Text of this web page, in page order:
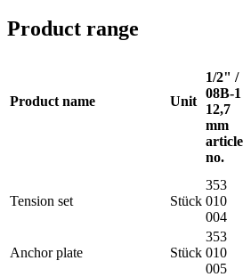
Product range
Product name Unit
1/2" /
08B-1
12,7
mm
article
no.
Tension set Stück
353
010
004
Anchor plate Stück
353
010
005